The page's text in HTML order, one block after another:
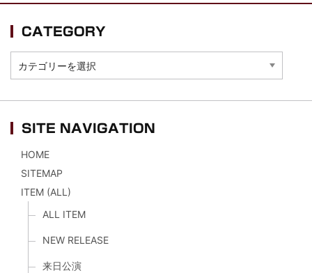
リアム・ギャラガー / 2024年6月1...
*NEW RELEASE (最新約3ヶ月)
2024.6.9
メガデス / 2023年8月4日 ドイツ...
ユーライア・ヒープ / 2023年8月3...
*NEW RELEASE (最新約3ヶ月)
2024.6.9
ジャーニー / 1979年5月8+9日 ...
CATEGORY
SITE NAVIGATION
HOME
SITEMAP
ITEM (ALL)
ALL ITEM
NEW RELEASE
来日公演